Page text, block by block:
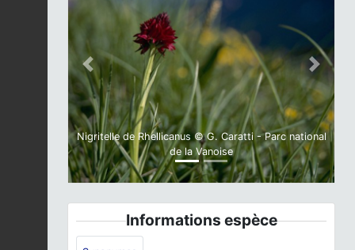
Nigritelle de Rhellicanus © G. Caratti - Parc national
de la Vanoise
Previous Next
Informations espèce